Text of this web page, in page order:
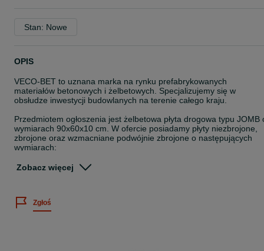
Stan: Nowe
OPIS
VECO-BET to uznana marka na rynku prefabrykowanych
materiałów betonowych i żelbetowych. Specjalizujemy się w
obsłudze inwestycji budowlanych na terenie całego kraju.
Przedmiotem ogłoszenia jest żelbetowa płyta drogowa typu JOMB
wymiarach 90x60x10 cm. W ofercie posiadamy płyty niezbrojone,
zbrojone oraz wzmacniane podwójnie zbrojone o następujących
wymiarach:
- 100x75x12,5 cm
Płyty drogowe typu JOMB są alternatywą dla płyt typu MON, a
Zobacz więcej
Zgłoś